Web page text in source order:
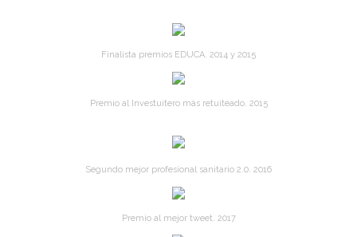
Finalista premios EDUCA. 2014 y 2015
Premio al Investuitero más retuiteado. 2015
Segundo mejor profesional sanitario 2.0. 2016
Premio al mejor tweet. 2017